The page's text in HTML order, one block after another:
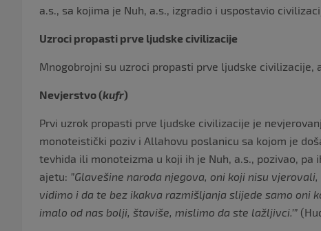
a.s., sa kojima je Nuh, a.s., izgradio i uspostavio
Uzroci propasti prve ljudske civilizacije
Mnogobrojni su uzroci propasti prve ljudske civilizacije,
Nevjerstvo (kufr)
Prvi uzrok propasti prve ljudske civilizacije je
monoteistički poziv i Allahovu poslanicu sa kojom je
tevhida ili monoteizma u koji ih je Nuh, a.s., pozivao,
ajetu: ”Glavešine naroda njegova, oni koji nisu
vidimo i da te bez ikakva razmišljanja slijede samo oni
imalo od nas bolji, štaviše, mislimo da ste lažljivci.’”